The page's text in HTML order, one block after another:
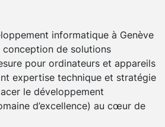
informatique à Genève
conception de solutions
pour ordinateurs et appareils
expertise technique et stratégie
le développement
d’excellence) au cœur de